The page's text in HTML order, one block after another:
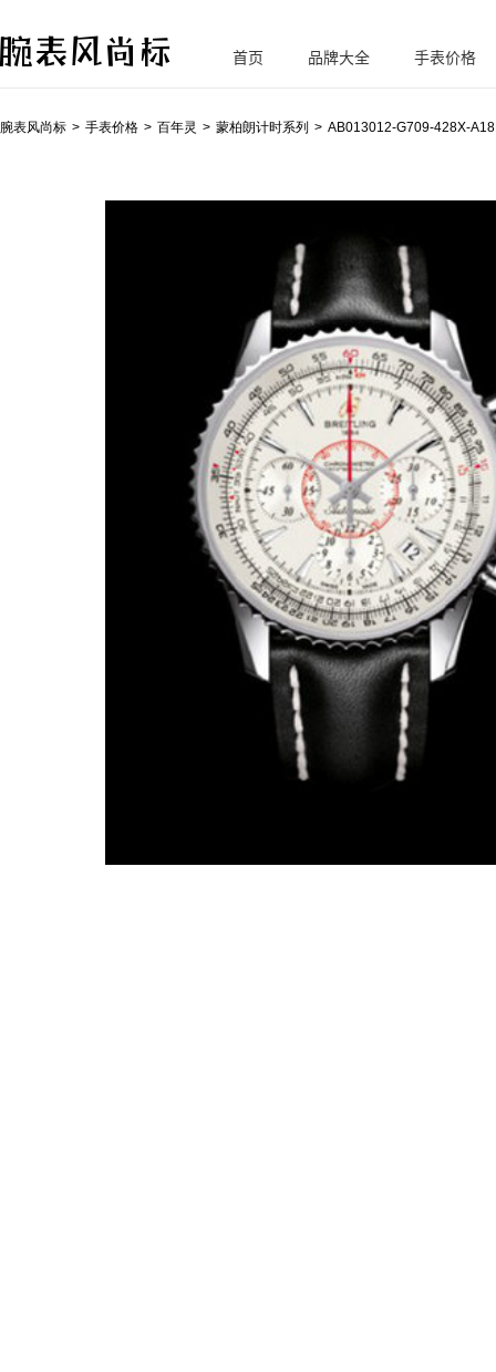
腕
首页 品牌大全 手表价格
腕表风尚标 手表价格 百年灵 蒙柏朗计时系列 AB013012-G709-428X-